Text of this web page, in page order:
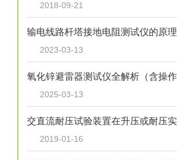
2018-09-21
输电线路杆塔接地电阻测试仪的原理
2023-03-13
2025-03-13
2019-01-16